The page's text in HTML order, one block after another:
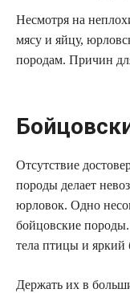
Несмотря на
мясу и яйцу,
породам. Причин
Отсутствие
породы делает
юрловок. Одно
бойцовские породы.
тела птицы и яркий
Держать их в